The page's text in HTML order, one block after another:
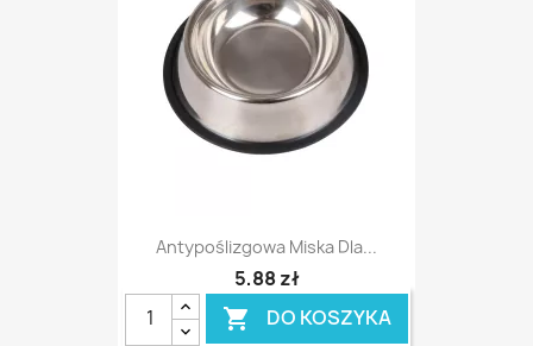
Antypoślizgowa Miska Dla...
5,88 zł
 DO KOSZYKA